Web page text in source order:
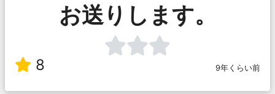
お送りします。
8 9年くらい前